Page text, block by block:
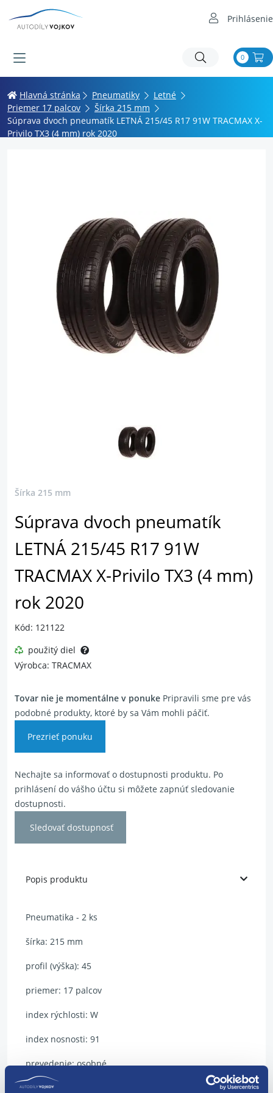
Prihlásenie
0
Hlavná stránka Pneumatiky
Letné
Priemer 17 palcov
Šírka 215 mm
Súprava dvoch pneumatík LETNÁ 215/45 R17 91W TRACMAX X-
Privilo TX3 (4 mm) rok 2020
Šírka 215 mm
Súprava dvoch pneumatík
LETNÁ 215/45 R17 91W
TRACMAX X-Privilo TX3 (4 mm)
rok 2020
Kód: 121122
použitý diel
Výrobca: TRACMAX
Tovar nie je momentálne v ponuke Pripravili sme pre vás
podobné produkty, ktoré by sa Vám mohli páčiť.
Prezrieť ponuku
Nechajte sa informovať o dostupnosti produktu. Po
prihlásení do vášho účtu si môžete zapnúť sledovanie
dostupnosti.
Sledovať dostupnosť
Popis produktu
Pneumatika - 2 ks
šírka: 215 mm
profil (výška): 45
priemer: 17 palcov
index rýchlosti: W
index nosnosti: 91
prevedenie: osobné
typ: letné